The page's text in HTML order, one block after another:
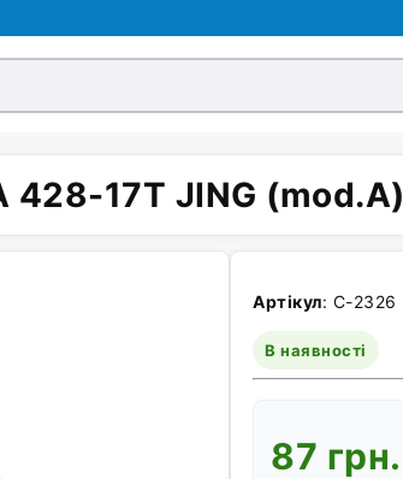
428-17T JING (mod.A)
Артікул: C-2326
В наявності
87 грн.